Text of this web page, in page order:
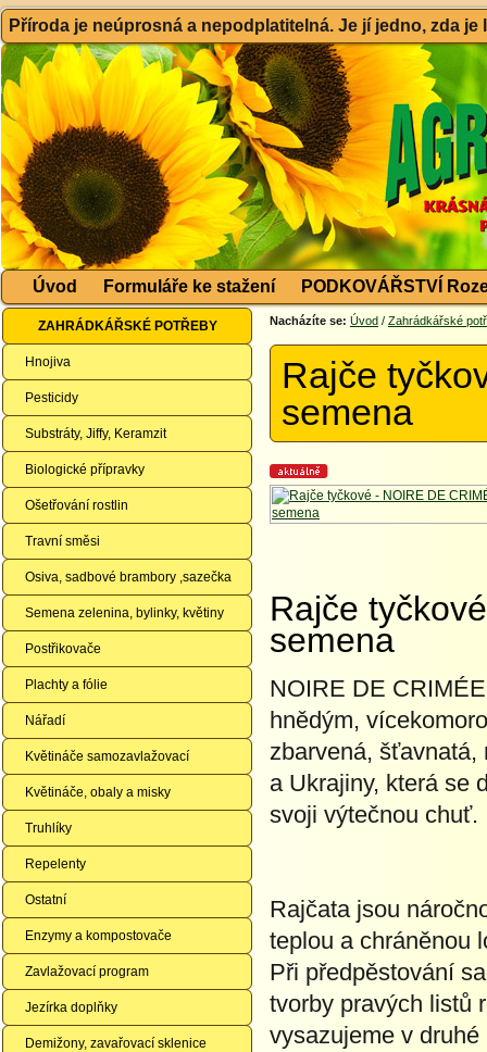
Příroda je neúprosná a nepodplatitelná. Je jí jedno, zda
Úvod Formuláře ke stažení PODKOVÁŘSTVÍ
ZAHRÁDKÁŘSKÉ POTŘEBY
Hnojiva
Pesticidy
Substráty, Jiffy, Keramzit
Biologické přípravky
Ošetřování rostlin
Travní směsi
Osiva, sadbové brambory ,sazečka
Semena zelenina, bylinky, květiny
Postřikovače
Plachty a fólie
Nářadí
Květináče samozavlažovací
Květináče, obaly a misky
Truhlíky
Repelenty
Ostatní
Enzymy a kompostovače
Zavlažovací program
Jezírka doplňky
Demižony, zavařovací sklenice
Nacházíte se: Úvod / Zahrádkářské
Rajče
semena
Rajče
semena
NOIRE DE
hnědým,
zbarvená, šťavnatá,
a Ukrajiny, která se
svoji výtečnou chuť.
Rajčata jsou
teplou a chráněnou
Při předpěstování
tvorby pravých listů
vysazujeme v